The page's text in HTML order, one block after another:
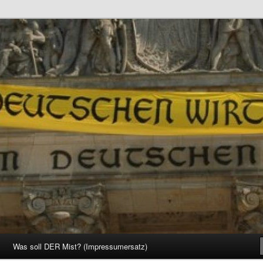
Was soll DER Mist? (Impressumersatz)